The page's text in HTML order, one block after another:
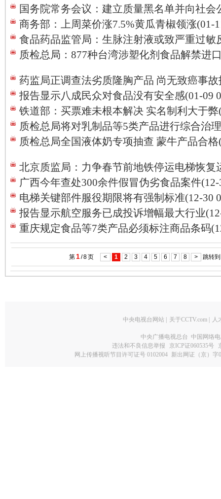
国务院常务会议：建立质量黑名单并向社会
商务部：上周菜价涨7.5%黄瓜青椒领涨(01-
食品药品监管局：生脉注射液或致严重过敏
质检总局：877种台湾涉塑化剂食品解禁进
药监局正调查法劣质隆胸产品 尚无致癌事故
报告显示八成民众对食品没有安全感(01-09
铁道部：买票难未根本解决 实名制利大于弊
质检总局将对乳制品等5类产品进行综合治
质检总局全国液体奶专项抽查 蒙牛产品合格
北京质监局：力争春节前地铁停运电梯恢复
广西今年查处300余件假冒伪劣食品案件(12-
电梯关键部件服役期限将有强制标准(12-30
报告显示航空服务已成投诉增幅最大行业
重庆规定食品等7类产品必须标注商品条码
第 1/8页 < 1 2 3 4 5 6 7 8 > 跳转到
中央电视台网站 关于CCTV.com 人
中央广播电视总台 中国网络
违法和不良信息举报
京ICP证060535号
网上传播视听节目许可证号 0102004 新出网证（京）